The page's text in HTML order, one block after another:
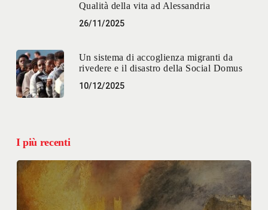
Qualità della vita ad Alessandria
26/11/2025
Un sistema di accoglienza migranti da
rivedere e il disastro della Social Domus
10/12/2025
I più recenti